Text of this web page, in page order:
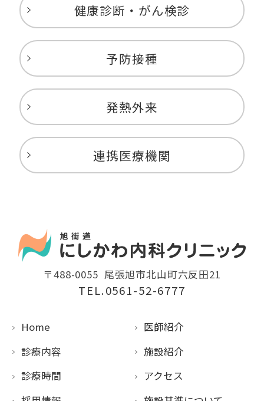
健康診断・がん検診
予防接種
発熱外来
連携医療機関
〒488-0055 尾張旭市北山町六反田21
TEL.0561-52-6777
Home
医師紹介
診療内容
施設紹介
診療時間
アクセス